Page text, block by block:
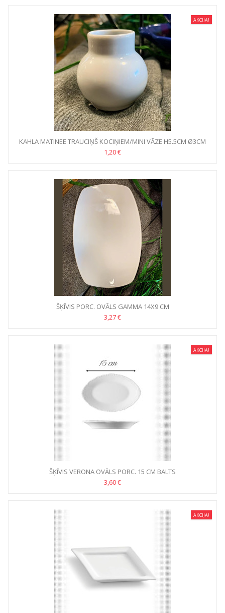
AKCIJA!
KAHLA MATINEE TRAUCIŅŠ KOCIŅIEM/MINI VĀZE H5.5CM Ø3CM
1,20 €
ŠĶĪVIS PORC. OVĀLS GAMMA 14X9 CM
3,27 €
AKCIJA!
ŠĶĪVIS VERONA OVĀLS PORC. 15 CM BALTS
3,60 €
AKCIJA!